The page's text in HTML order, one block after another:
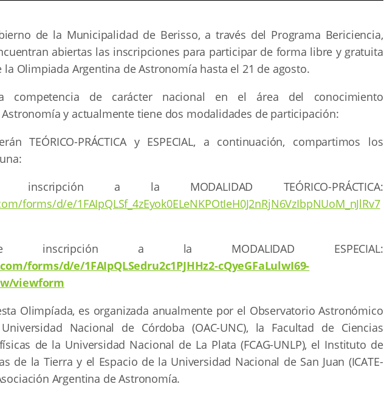
de la Municipalidad de Berisso, a través del Programa Bericiencia,
abiertas las inscripciones para participar de forma libre y gratuita
la Olimpiada Argentina de Astronomía hasta el 21 de agosto.
competencia de carácter nacional en el área del conocimiento
y actualmente tiene dos modalidades de participación:
TEÓRICO-PRÁCTICA y ESPECIAL, a continuación, compartimos los
inscripción a la MODALIDAD TEÓRICO-PRÁCTICA:
forms/d/e/1FAIpQLSf_4zEyok0ELeNKPOtIeH0J2nRjN6VzIbpNUoM_nJlRv7
inscripción a la MODALIDAD ESPECIAL:
forms/d/e/1FAIpQLSedru2c1PJHHz2-cQyeGFaLulwI69-
viewform
Olimpíada, es organizada anualmente por el Observatorio Astronómico
Nacional de Córdoba (OAC-UNC), la Facultad de Ciencias
de la Universidad Nacional de La Plata (FCAG-UNLP), el Instituto de
de la Tierra y el Espacio de la Universidad Nacional de San Juan (ICATE-
Argentina de Astronomía.